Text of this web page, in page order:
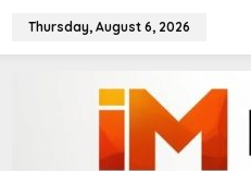
Thursday, August 6, 2026